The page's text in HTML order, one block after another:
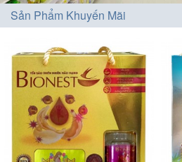
Sản Phẩm Khuyến Mãi